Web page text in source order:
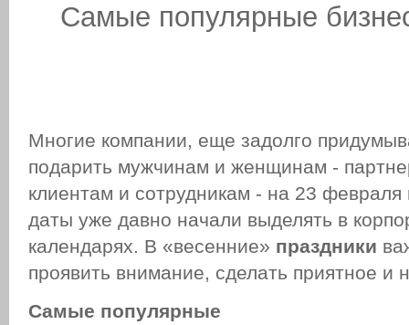
Самые популярные
Многие компании, еще задолго
подарить мужчинам и женщинам -
клиентам и сотрудникам - на 23
даты уже давно начали выделять в
календарях. В «весенние» праздники
проявить внимание, сделать приятное и
Самые популярные